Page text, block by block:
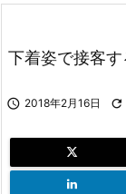
下着姿で接客
 2018年2月16日 